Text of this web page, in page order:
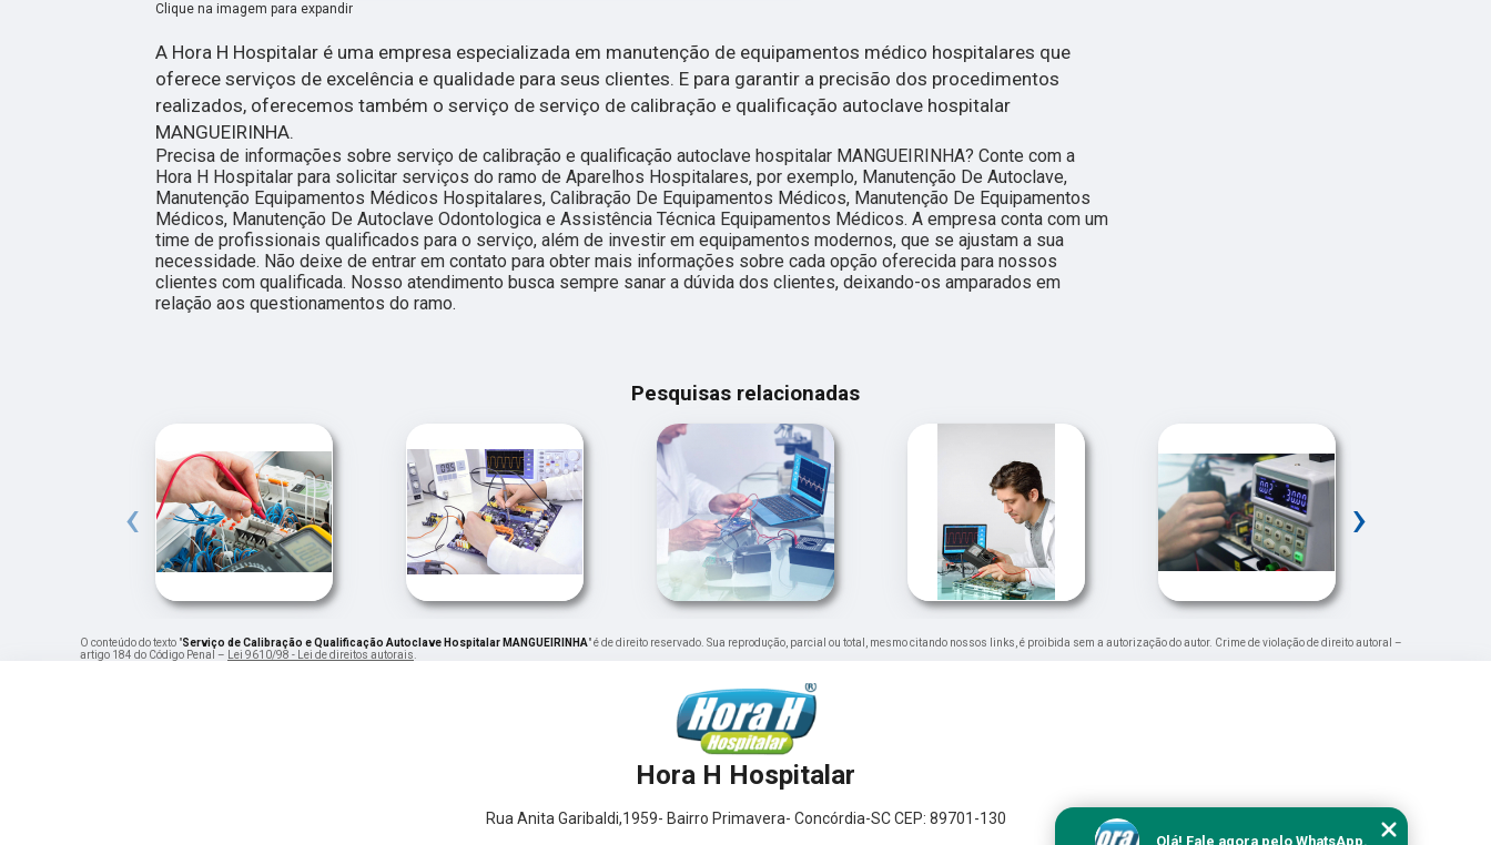
Clique na imagem para expandir
A Hora H Hospitalar é uma empresa especializada em manutenção de equipamentos médico hospitalares que
oferece serviços de excelência e qualidade para seus clientes. E para garantir a precisão dos procedimentos
realizados, oferecemos também o serviço de serviço de calibração e qualificação autoclave hospitalar
MANGUEIRINHA.
Precisa de informações sobre serviço de calibração e qualificação autoclave hospitalar MANGUEIRINHA? Conte com a
Hora H Hospitalar para solicitar serviços do ramo de Aparelhos Hospitalares, por exemplo, Manutenção De Autoclave,
Manutenção Equipamentos Médicos Hospitalares, Calibração De Equipamentos Médicos, Manutenção De Equipamentos
Médicos, Manutenção De Autoclave Odontologica e Assistência Técnica Equipamentos Médicos. A empresa conta com um
time de profissionais qualificados para o serviço, além de investir em equipamentos modernos, que se ajustam a sua
necessidade. Não deixe de entrar em contato para obter mais informações sobre cada opção oferecida para nossos
clientes com qualificada. Nosso atendimento busca sempre sanar a dúvida dos clientes, deixando-os amparados em
relação aos questionamentos do ramo.
Pesquisas relacionadas
‹ ›
O conteúdo do texto "Serviço de Calibração e Qualificação Autoclave Hospitalar MANGUEIRINHA" é de direito reservado. Sua reprodução, parcial ou total, mesmo citando nossos links, é proibida sem a autorização do autor. Crime de violação de direito autoral –
artigo 184 do Código Penal – Lei 9610/98 - Lei de direitos autorais.
Hora H Hospitalar
Rua Anita Garibaldi,1959- Bairro Primavera- Concórdia-SC CEP: 89701-130
Olá! Fale agora pelo WhatsApp.